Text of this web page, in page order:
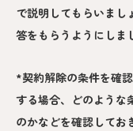
で説明してもらいまし
答をもらうようにしま
*契約解除の条件を確
する場合、どのような
のかなどを確認してお